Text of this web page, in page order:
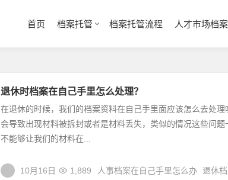
首页 档案托管 档案托管流程 人才市场档
退休时档案在自己手里怎么处理？
在退休的时候，我们的档案资料在自己手里面应该怎么去处
会导致出现材料被拆封或者是材料丢失，类似的情况这些问
不能够让我们的材料在...
10月16日 1,889 人事档案在自己手里怎么办 退休